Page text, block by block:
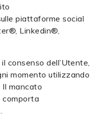
piattaforme social
Linkedin®,
il consenso dell’Utente,
momento utilizzando
mancato
comporta